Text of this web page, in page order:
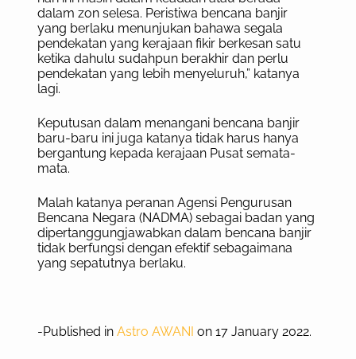
dalam zon selesa. Peristiwa bencana banjir
yang berlaku menunjukan bahawa segala
pendekatan yang kerajaan fikir berkesan satu
ketika dahulu sudahpun berakhir dan perlu
pendekatan yang lebih menyeluruh,” katanya
lagi.
Keputusan dalam menangani bencana banjir
baru-baru ini juga katanya tidak harus hanya
bergantung kepada kerajaan Pusat semata-
mata.
Malah katanya peranan Agensi Pengurusan
Bencana Negara (NADMA) sebagai badan yang
dipertanggungjawabkan dalam bencana banjir
tidak berfungsi dengan efektif sebagaimana
yang sepatutnya berlaku.
-Published in Astro AWANI on 17 January 2022.